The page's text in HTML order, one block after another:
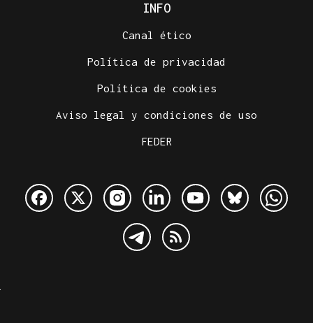
INFO
Canal ético
Política de privacidad
Política de cookies
Aviso legal y condiciones de uso
FEDER